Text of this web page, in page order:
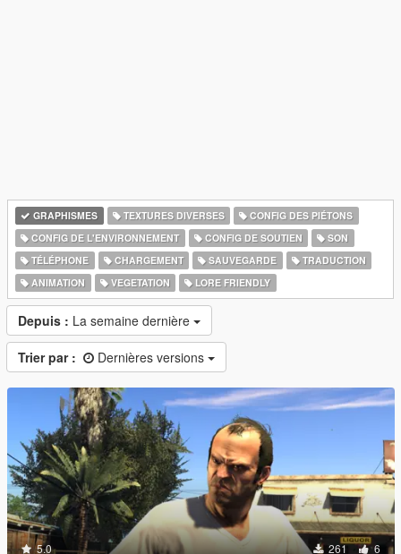
GRAPHISMES TEXTURES DIVERSES
CONFIG DES PIÉTONS
CONFIG DE L'ENVIRONNEMENT
CONFIG DE SOUTIEN
SON
TÉLÉPHONE
CHARGEMENT SAUVEGARDE
TRADUCTION
ANIMATION
VEGETATION LORE FRIENDLY
Depuis : La semaine dernière
Trier par : Dernières versions
5.0 261 6